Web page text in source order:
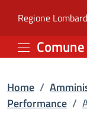
Regione
Home /
Performance /